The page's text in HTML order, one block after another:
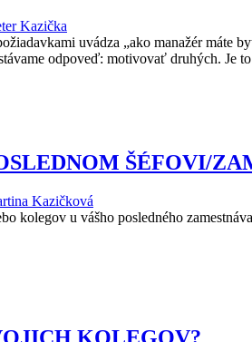
Kazička
uvádza „ako manažér
odpoveď: motivovať druhých. Je
ŠÉFOVI/
Kazičková
kolegov u vášho posledného